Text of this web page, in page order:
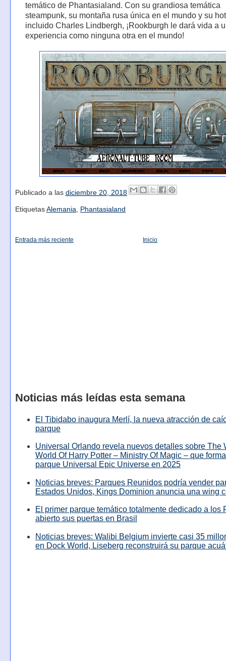
temático de Phantasialand. Con su grandiosa temática
steampunk, su montaña rusa única en el mundo y su
incluido Charles Lindbergh, ¡Rookburgh le dará vida a
experiencia como ninguna otra en el mundo!
Publicado a las diciembre 20, 2018
Etiquetas Alemania Phantasialand
Entrada más reciente Inicio
Noticias más leídas esta semana
El Tibidabo inaugura Merlí, la nueva atracción de
parque
Universal Orlando revela nuevos detalles sobre The
World Of Harry Potter – Ministry Of Magic – que
parque Universal Epic Universe en 2025
Noticias breves: Parques Reunidos podría vender
Estados Unidos, Kings Dominion anuncia una wing
El primer parque temático totalmente dedicado a los
abierto sus puertas en Brasil
Noticias breves: Walibi Belgium invierte casi 35
en Dock World, Liseberg reconstruirá su parque